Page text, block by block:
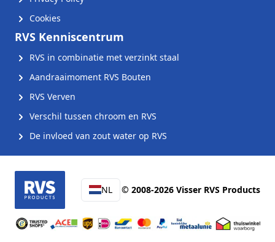
Cookies
RVS Kenniscentrum
RVS in combinatie met verzinkt staal
Aandraaimoment RVS Bouten
RVS Verven
Verschil tussen chroom en RVS
De invloed van zout water op RVS
NL © 2008-2026 Visser RVS Products